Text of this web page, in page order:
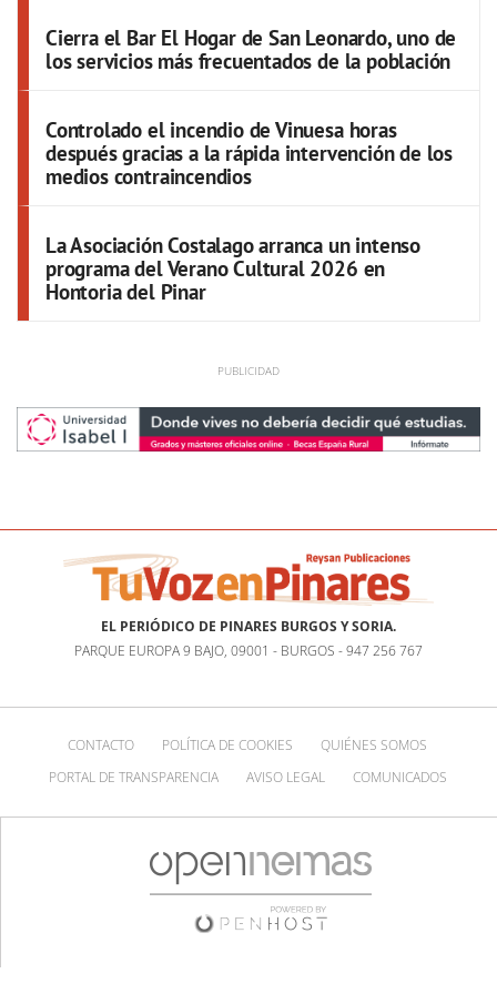
Cierra el Bar El Hogar de San Leonardo, uno de
los servicios más frecuentados de la población
Controlado el incendio de Vinuesa horas
después gracias a la rápida intervención de los
medios contraincendios
La Asociación Costalago arranca un intenso
programa del Verano Cultural 2026 en
Hontoria del Pinar
EL PERIÓDICO DE PINARES BURGOS Y SORIA.
PARQUE EUROPA 9 BAJO, 09001 - BURGOS - 947 256 767
CONTACTO POLÍTICA DE COOKIES
QUIÉNES SOMOS
PORTAL DE TRANSPARENCIA
AVISO LEGAL COMUNICADOS